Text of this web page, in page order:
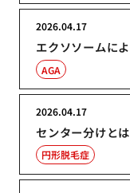
エクソソームに
2026.04.17
AGA
センター分けと
2026.04.17
円形脱毛症